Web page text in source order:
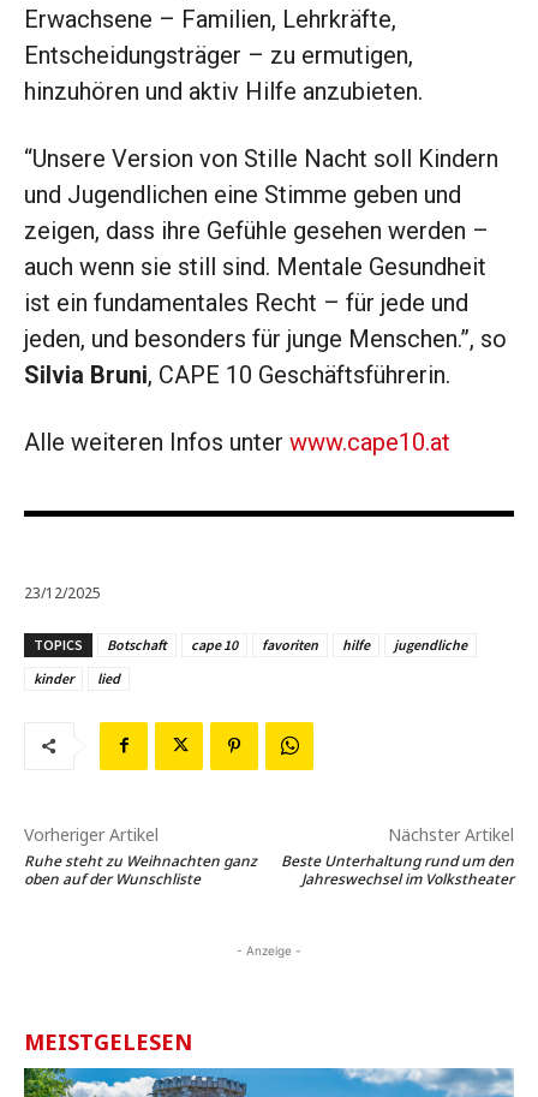
Erwachsene – Familien, Lehrkräfte,
Entscheidungsträger – zu ermutigen,
hinzuhören und aktiv Hilfe anzubieten.
“Unsere Version von Stille Nacht soll Kindern
und Jugendlichen eine Stimme geben und
zeigen, dass ihre Gefühle gesehen werden –
auch wenn sie still sind. Mentale Gesundheit
ist ein fundamentales Recht – für jede und
jeden, und besonders für junge Menschen.”, so
Silvia Bruni, CAPE 10 Geschäftsführerin.
Alle weiteren Infos unter www.cape10.at
23/12/2025
TOPICS Botschaft cape 10 favoriten hilfe
jugendliche
kinder
lied
Vorheriger Artikel
Ruhe steht zu Weihnachten ganz
oben auf der Wunschliste
Nächster Artikel
Beste Unterhaltung rund um den
Jahreswechsel im Volkstheater
- Anzeige -
MEISTGELESEN